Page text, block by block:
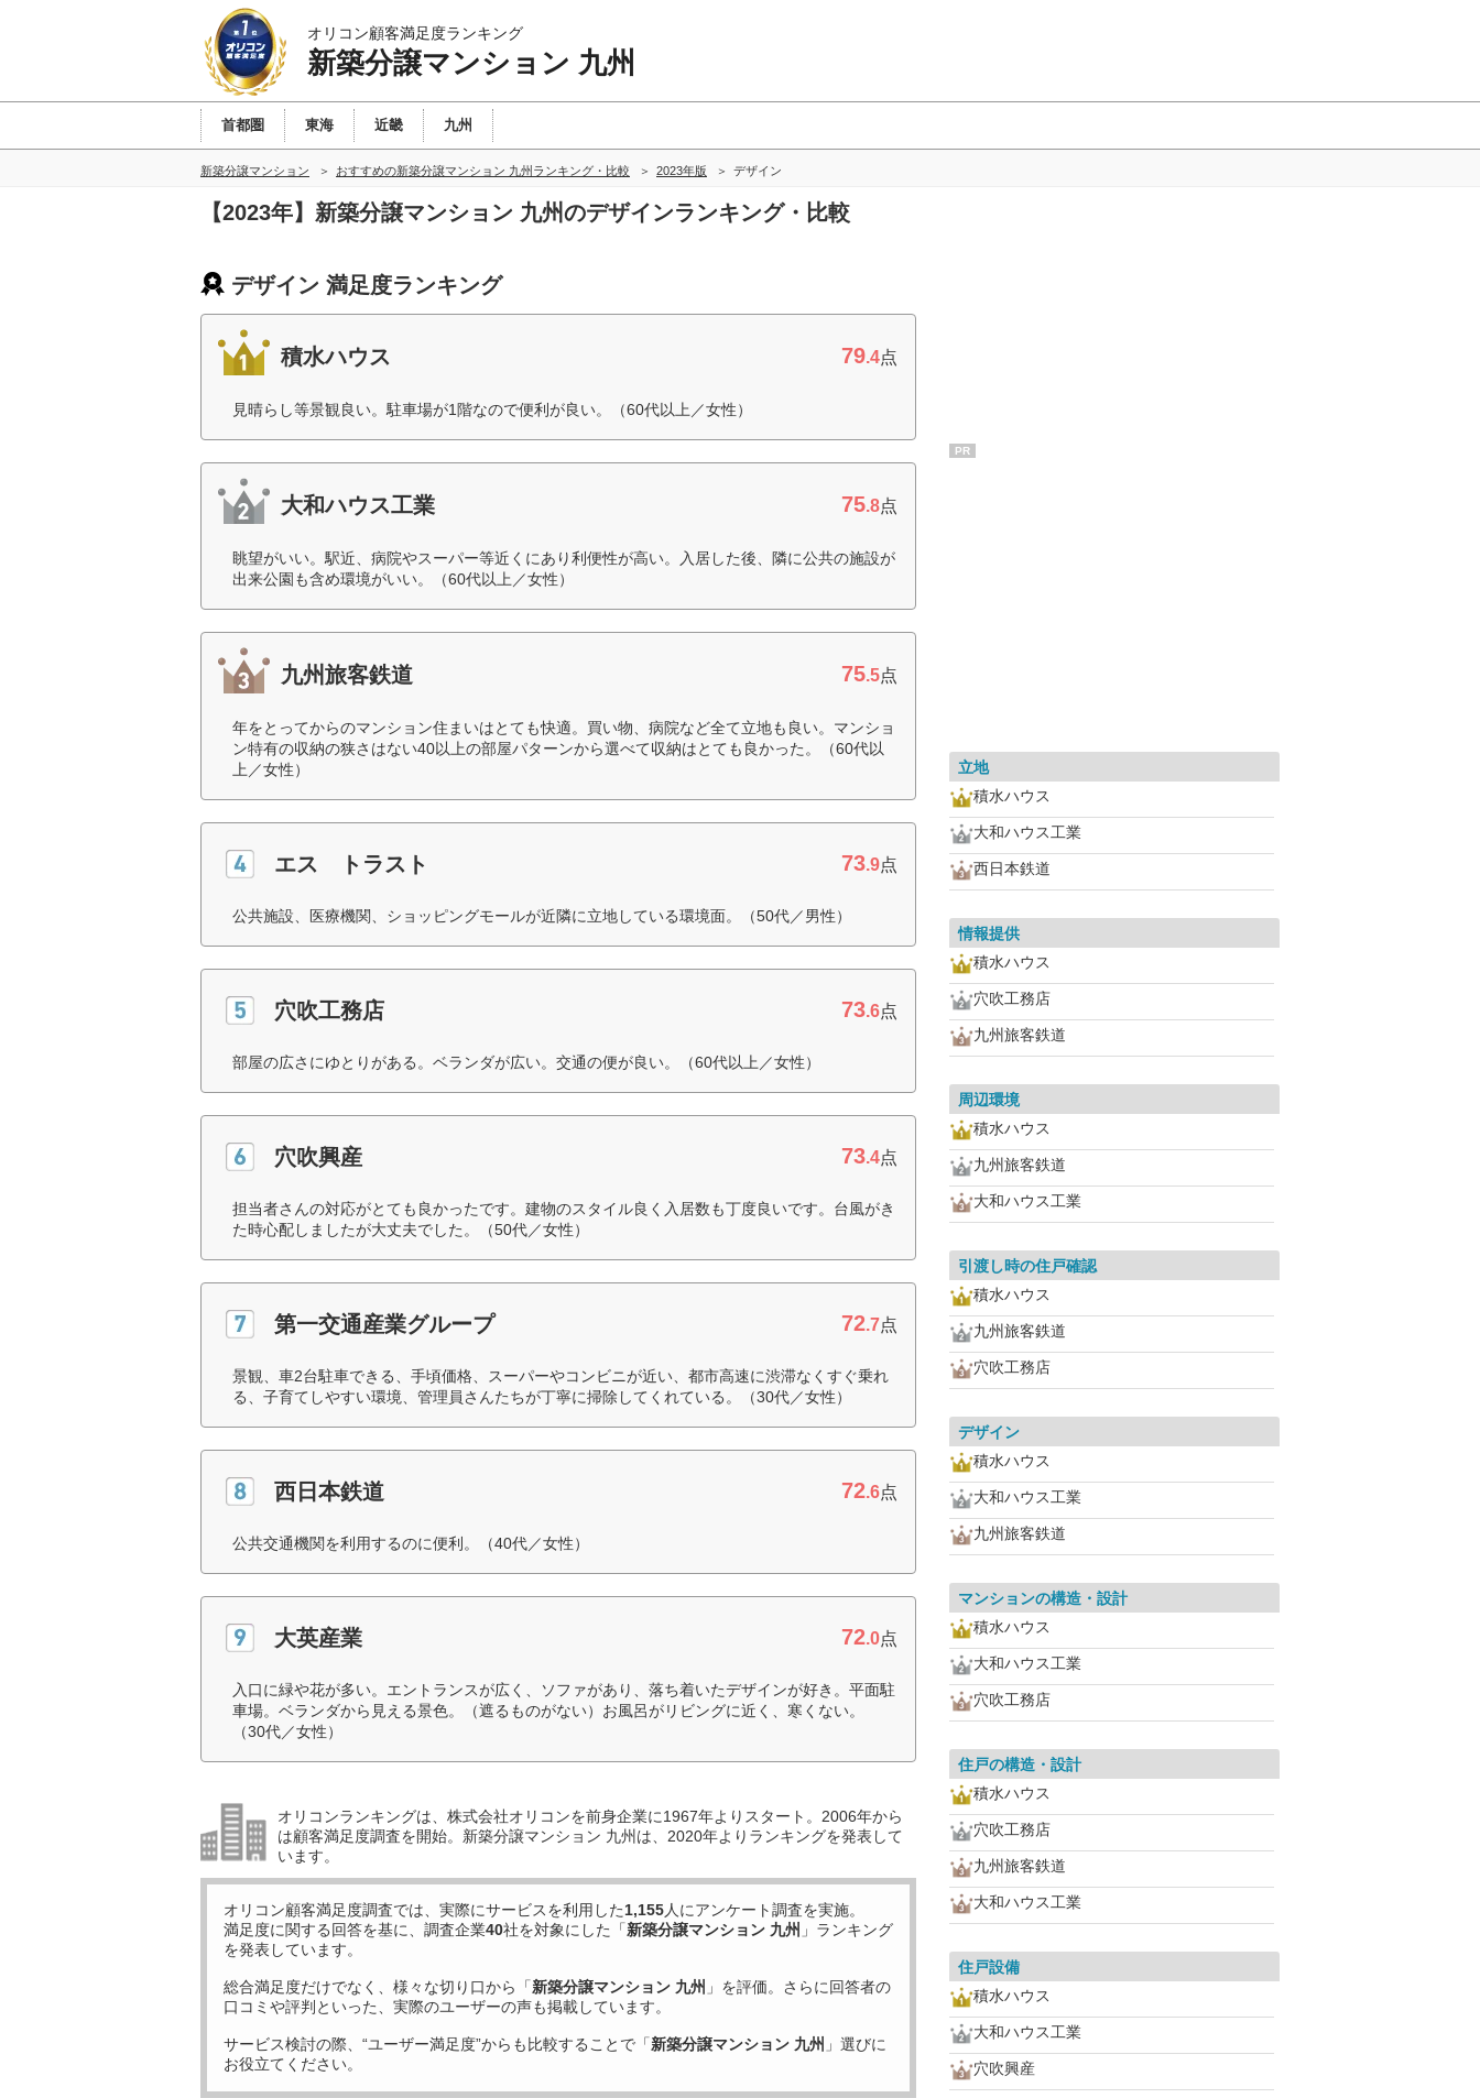
オリコン顧客満足度ランキング
新築分譲マンション 九州
首都圏 東海 近畿 九州
新築分譲マンション おすすめの新築分譲マンション 九州ランキング・比較 2023年版 デザイン
【2023年】新築分譲マンション 九州のデザインランキング・比較
デザイン 満足度ランキング
積水ハウス 79.4点
見晴らし等景観良い。駐車場が1階なので便利が良い。（60代以上／女性）
大和ハウス工業 75.8点
眺望がいい。駅近、病院やスーパー等近くにあり利便性が高い。入居した後、隣に公共の施設が
出来公園も含め環境がいい。（60代以上／女性）
九州旅客鉄道 75.5点
年をとってからのマンション住まいはとても快適。買い物、病院など全て立地も良い。マンショ
ン特有の収納の狭さはない40以上の部屋パターンから選べて収納はとても良かった。（60代以
上／女性）
エス トラスト 73.9点
公共施設、医療機関、ショッピングモールが近隣に立地している環境面。（50代／男性）
穴吹工務店 73.6点
部屋の広さにゆとりがある。ベランダが広い。交通の便が良い。（60代以上／女性）
穴吹興産 73.4点
担当者さんの対応がとても良かったです。建物のスタイル良く入居数も丁度良いです。台風がき
た時心配しましたが大丈夫でした。（50代／女性）
第一交通産業グループ 72.7点
景観、車2台駐車できる、手頃価格、スーパーやコンビニが近い、都市高速に渋滞なくすぐ乗れ
る、子育てしやすい環境、管理員さんたちが丁寧に掃除してくれている。（30代／女性）
西日本鉄道 72.6点
公共交通機関を利用するのに便利。（40代／女性）
大英産業 72.0点
入口に緑や花が多い。エントランスが広く、ソファがあり、落ち着いたデザインが好き。平面駐
車場。ベランダから見える景色。（遮るものがない）お風呂がリビングに近く、寒くない。
（30代／女性）
オリコンランキングは、株式会社オリコンを前身企業に1967年よりスタート。2006年から
は顧客満足度調査を開始。新築分譲マンション 九州は、2020年よりランキングを発表して
います。
オリコン顧客満足度調査では、実際にサービスを利用した1,155人にアンケート調査を実施。
満足度に関する回答を基に、調査企業40社を対象にした「新築分譲マンション 九州 」ランキング
を発表しています。
総合満足度だけでなく、様々な切り口から「新築分譲マンション 九州 」を評価。さらに回答者の
口コミや評判といった、実際のユーザーの声も掲載しています。
サービス検討の際、“ユーザー満足度”からも比較することで「新築分譲マンション 九州 」選びに
お役立てください。
PR
立地
積水ハウス
大和ハウス工業
西日本鉄道
情報提供
積水ハウス
穴吹工務店
九州旅客鉄道
周辺環境
積水ハウス
九州旅客鉄道
大和ハウス工業
引渡し時の住戸確認
積水ハウス
九州旅客鉄道
穴吹工務店
デザイン
積水ハウス
大和ハウス工業
九州旅客鉄道
マンションの構造・設計
積水ハウス
大和ハウス工業
穴吹工務店
住戸の構造・設計
積水ハウス
穴吹工務店
九州旅客鉄道
大和ハウス工業
住戸設備
積水ハウス
大和ハウス工業
穴吹興産